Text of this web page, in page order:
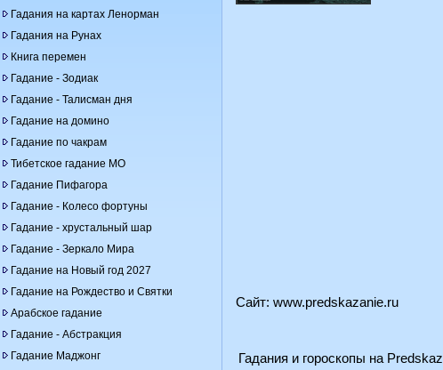
Сайт: www.predskazanie.ru
Гадания на картах Ленорман
Гадания на Рунах
Книга перемен
Гадание - Зодиак
Гадание - Талисман дня
Гадание на домино
Гадание по чакрам
Тибетское гадание МО
Гадание Пифагора
Гадание - Колесо фортуны
Гадание - хрустальный шар
Гадание - Зеркало Мира
Гадание на Новый год 2027
Гадание на Рождество и Святки
Арабское гадание
Гадание - Абстракция
Гадание Маджонг
Гадания и гороскопы на